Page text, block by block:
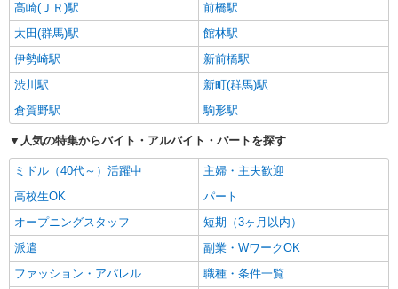
高崎(ＪＲ)駅
前橋駅
太田(群馬)駅
館林駅
伊勢崎駅
新前橋駅
渋川駅
新町(群馬)駅
倉賀野駅
駒形駅
人気の特集からバイト・アルバイト・パートを探す
ミドル（40代～）活躍中
主婦・主夫歓迎
高校生OK
パート
オープニングスタッフ
短期（3ヶ月以内）
派遣
副業・WワークOK
ファッション・アパレル
職種・条件一覧